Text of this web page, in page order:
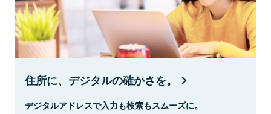
住所に、デジタルの確かさを。
デジタルアドレスで入力も検索もスムーズに。